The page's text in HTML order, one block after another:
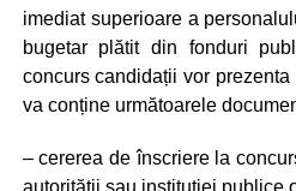
imediat superioare a
bugetar plătit din fonduri
concurs candidații vor
va conține următoarele
– cererea de înscriere la
autorității sau instituției publice